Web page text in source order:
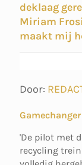
deklaag
Miriam
maakt mij
Door:
Gamechanger
'De pilot met
recycling